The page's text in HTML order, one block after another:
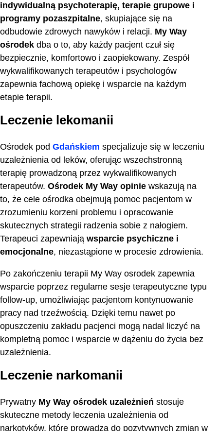
indywidualną psychoterapię, terapie grupowe i
programy pozaszpitalne, skupiające się na
odbudowie zdrowych nawyków i relacji. My Way
ośrodek dba o to, aby każdy pacjent czuł się
bezpiecznie, komfortowo i zaopiekowany. Zespół
wykwalifikowanych terapeutów i psychologów
zapewnia fachową opiekę i wsparcie na każdym
etapie terapii.
Leczenie lekomanii
Ośrodek pod Gdańskiem specjalizuje się w leczeniu
uzależnienia od leków, oferując wszechstronną
terapię prowadzoną przez wykwalifikowanych
terapeutów. Ośrodek My Way opinie wskazują na
to, że cele ośrodka obejmują pomoc pacjentom w
zrozumieniu korzeni problemu i opracowanie
skutecznych strategii radzenia sobie z nałogiem.
Terapeuci zapewniają wsparcie psychiczne i
emocjonalne, niezastąpione w procesie zdrowienia.
Po zakończeniu terapii My Way osrodek zapewnia
wsparcie poprzez regularne sesje terapeutyczne typu
follow-up, umożliwiając pacjentom kontynuowanie
pracy nad trzeźwością. Dzięki temu nawet po
opuszczeniu zakładu pacjenci mogą nadal liczyć na
kompletną pomoc i wsparcie w dążeniu do życia bez
uzależnienia.
Leczenie narkomanii
Prywatny My Way ośrodek uzależnień stosuje
skuteczne metody leczenia uzależnienia od
narkotyków, które prowadzą do pozytywnych zmian w